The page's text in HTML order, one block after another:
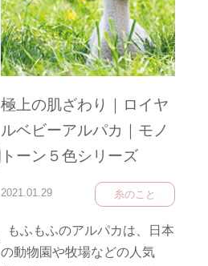
極上の肌ざわり｜ロイヤ
ルベビーアルパカ｜モノ
トーン５色シリーズ
2021.01.29 糸のこと
もふもふのアルパカは、日本
の動物園や牧場などの人気